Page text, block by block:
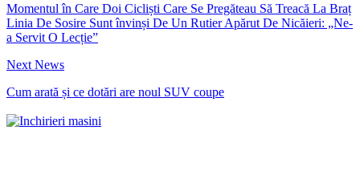
Momentul în Care Doi Cicliști Care Se Pregăteau Să Treacă La Braț
Linia De Sosire Sunt învinși De Un Rutier Apărut De Nicăieri: „Ne-
a Servit O Lecție”
Next News
Cum arată și ce dotări are noul SUV coupe